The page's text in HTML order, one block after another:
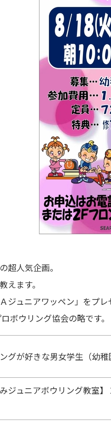
超人気企画。
えます。
ュニアワッペン」をプレ
ボウリング協会の略です。
グが好きな男女学生（幼稚
みジュニアボウリング教室